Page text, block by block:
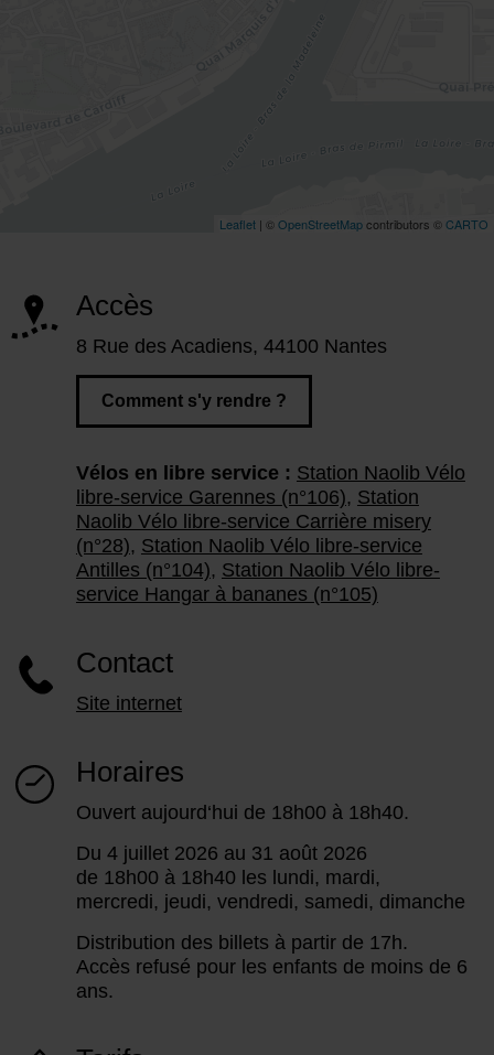
Accès
8 Rue des Acadiens, 44100 Nantes
Comment s'y rendre ?
Vélos en libre service : Station Naolib Vélo
libre-service Garennes (n°106), Station
Naolib Vélo libre-service Carrière misery
(n°28), Station Naolib Vélo libre-service
Antilles (n°104), Station Naolib Vélo libre-
service Hangar à bananes (n°105)
Contact
Site internet
Horaires
Ouvert aujourd‘hui de 18h00 à 18h40.
Du 4 juillet 2026 au 31 août 2026
de 18h00 à 18h40 les lundi, mardi,
mercredi, jeudi, vendredi, samedi, dimanche
Distribution des billets à partir de 17h.
Accès refusé pour les enfants de moins de 6
ans.